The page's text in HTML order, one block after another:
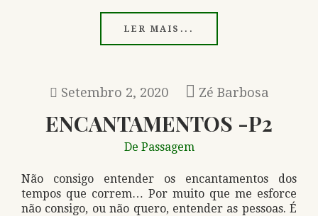
LER MAIS...
Setembro 2, 2020 Zé Barbosa
ENCANTAMENTOS -P2
De Passagem
Não consigo entender os encantamentos dos
tempos que correm… Por muito que me esforce
não consigo, ou não quero, entender as pessoas. É